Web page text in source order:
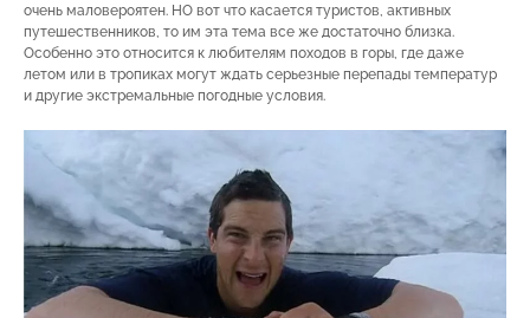
очень маловероятен. НО вот что касается туристов, активных
путешественников, то им эта тема все же достаточно близка.
Особенно это относится к любителям походов в горы, где даже
летом или в тропиках могут ждать серьезные перепады температур
и другие экстремальные погодные условия.